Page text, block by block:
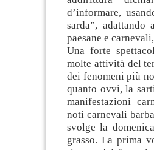
d’informare,
sarda”,
paesane e
Una forte
molte attività del
dei fenomeni più
quanto ovvi, la
manifestazioni
noti carnevali
svolge la
grasso. La prima